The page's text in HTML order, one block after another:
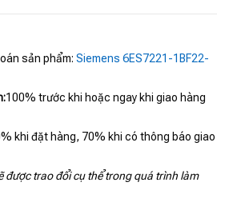
sản phẩm: Siemens 6ES7221-1BF22-
100% trước khi hoặc ngay khi giao hàng
khi đặt hàng, 70% khi có thông báo giao
được trao đổi cụ thể trong quá trình làm